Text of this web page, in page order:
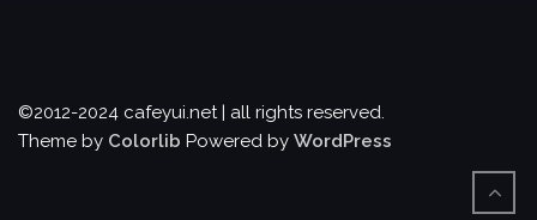
©2012-2024 cafeyui.net | all rights reserved.
Theme by Colorlib Powered by WordPress